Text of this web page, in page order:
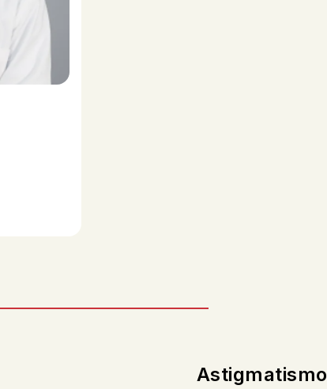
Astigmatismo